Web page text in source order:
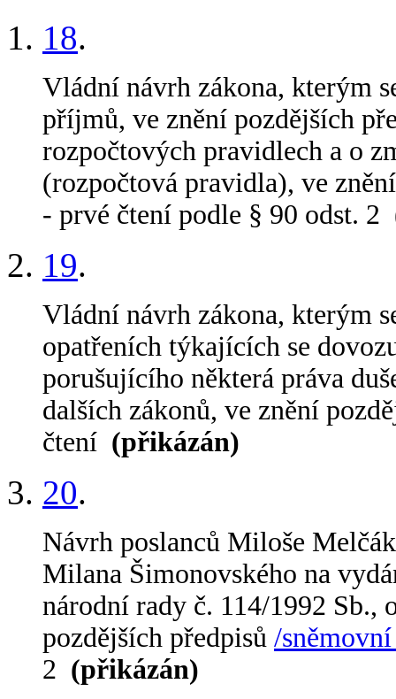
18.
Vládní návrh zákona, kterým
příjmů, ve znění pozdějších
rozpočtových pravidlech a o
(rozpočtová pravidla), ve
- prvé čtení podle § 90 odst. 2
19.
Vládní návrh zákona, kterým
opatřeních týkajících se
porušujícího některá práva
dalších zákonů, ve znění
čtení (přikázán)
20.
Návrh poslanců Miloše
Milana Šimonovského na
národní rady č. 114/1992 Sb.,
pozdějších předpisů /
2 (přikázán)